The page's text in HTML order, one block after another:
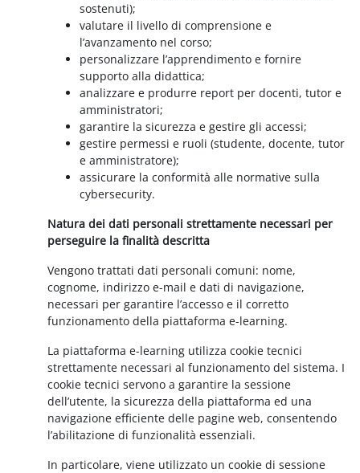
sostenuti);
valutare il livello di comprensione e
l’avanzamento nel corso;
personalizzare l’apprendimento e fornire
supporto alla didattica;
analizzare e produrre report per docenti, tutor e
amministratori;
garantire la sicurezza e gestire gli accessi;
gestire permessi e ruoli (studente, docente, tutor
e amministratore);
assicurare la conformità alle normative sulla
cybersecurity.
Natura dei dati personali strettamente necessari per
perseguire la finalità descritta
Vengono trattati dati personali comuni: nome,
cognome, indirizzo e-mail e dati di navigazione,
necessari per garantire l’accesso e il corretto
funzionamento della piattaforma e-learning.
La piattaforma e-learning utilizza cookie tecnici
strettamente necessari al funzionamento del sistema. I
cookie tecnici servono a garantire la sessione
dell’utente, la sicurezza della piattaforma ed una
navigazione efficiente delle pagine web, consentendo
l’abilitazione di funzionalità essenziali.
In particolare, viene utilizzato un cookie di sessione